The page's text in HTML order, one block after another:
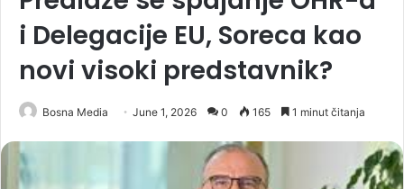
i Delegacije EU, Soreca kao
novi visoki predstavnik?
Bosna Media June 1, 2026 0 165 1 minut čitanja